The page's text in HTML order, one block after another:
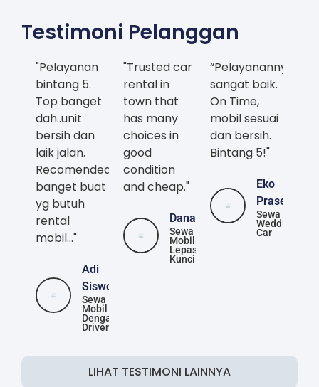
Testimoni Pelanggan
"Pelayanan
bintang 5.
Top banget
dah..unit
bersih dan
laik jalan.
Recomended
banget buat
yg butuh
rental
mobil..."
Adi
Siswoyo
Sewa
Mobil
Dengan
Driver
"Trusted car
rental in
town that
has many
choices in
good
condition
and cheap."
Danang
Sewa
Mobil
Lepas
Kunci
“Pelayanannya
sangat baik.
On Time,
mobil sesuai
dan bersih.
Bintang 5!"
Eko
Prasetya
Sewa
Wedding
Car
LIHAT TESTIMONI LAINNYA